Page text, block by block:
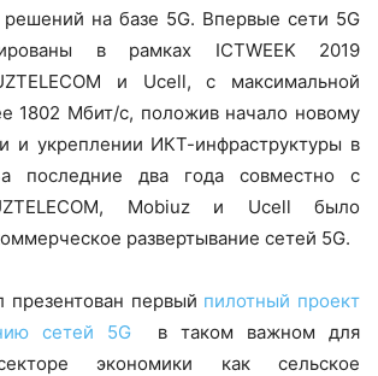
на базе 5G. Впервые сети 5G
в рамках ICTWEEK 2019
и Ucell, c максимальной
1802 Мбит/с, положив начало новому
и укреплении ИКТ-инфраструктуры в
последние два года совместно с
Mobiuz и Ucell было
развертывание сетей 5G.
презентован первый пилотный проект
сетей 5G
в таком важном для
экономики как сельское